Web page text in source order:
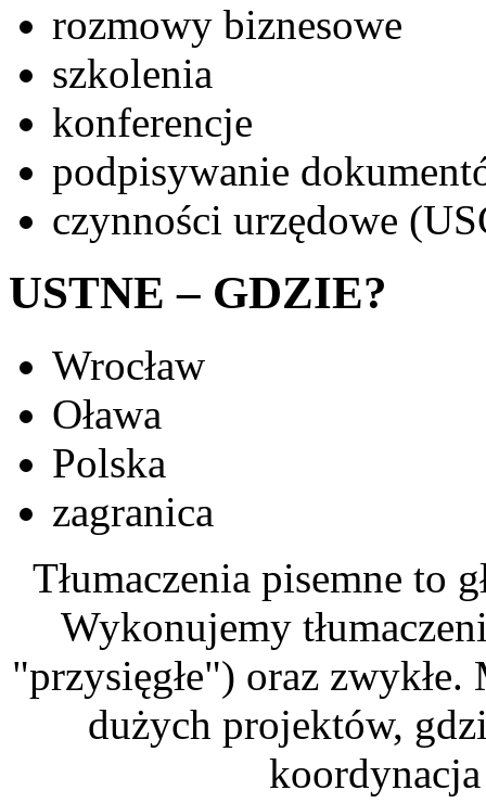
rozmowy biznesowe
szkolenia
konferencje
podpisywanie
czynności urzędowe
USTNE – GDZIE?
Wrocław
Oława
Polska
zagranica
Tłumaczenia pisemne to
Wykonujemy
"przysięgłe") oraz
dużych projektów,
koordynacja